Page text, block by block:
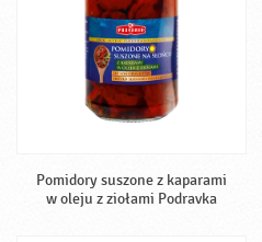
Pomidory suszone z kaparami
w oleju z ziołami Podravka